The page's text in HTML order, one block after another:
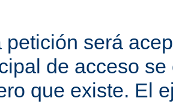
petición será
de acceso
que existe. El